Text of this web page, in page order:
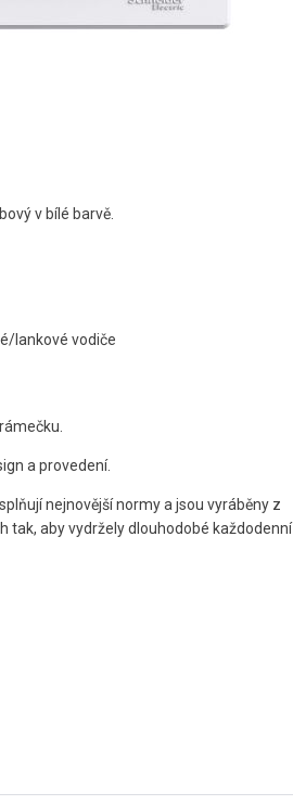
v bílé barvě.
lankové vodiče
a provedení.
splňují nejnovější normy a jsou vyráběny z
tak, aby vydržely dlouhodobé každodenní